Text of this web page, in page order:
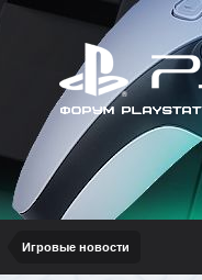
Игровые новости